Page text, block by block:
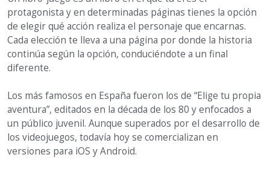
protagonista y en determinadas páginas tienes la opción
de elegir qué acción realiza el personaje que encarnas.
Cada elección te lleva a una página por donde la historia
continúa según la opción, conduciéndote a un final
diferente.
Los más famosos en España fueron los de “Elige tu propia
aventura”, editados en la década de los 80 y enfocados a
un público juvenil. Aunque superados por el desarrollo de
los videojuegos, todavía hoy se comercializan en
versiones para iOS y Android.